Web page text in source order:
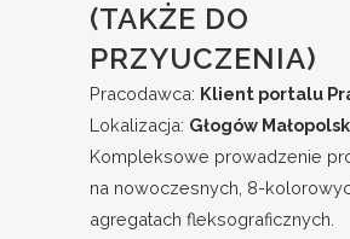
(TAKŻE DO
PRZYUCZENIA)
Pracodawca: Klient portalu
Lokalizacja: Głogów
Kompleksowe prowadzenie
na nowoczesnych, 8-
agregatach fleksograficznych.